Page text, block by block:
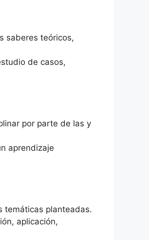
saberes teóricos,
de casos,
por parte de las y
aprendizaje
temáticas planteadas.
aplicación,